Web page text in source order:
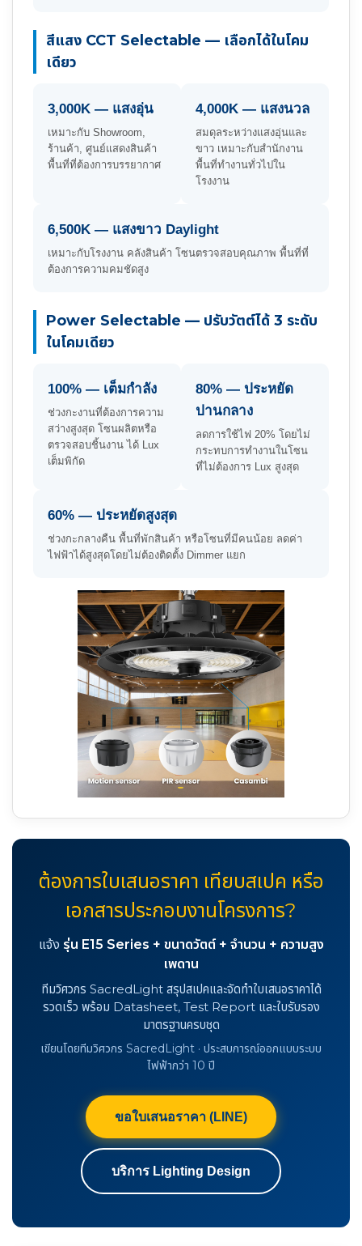
สีแสง CCT Selectable — เลือกได้ในโคม
เดียว
3,000K — แสงอุ่น
เหมาะกับ Showroom,
ร้านค้า, ศูนย์แสดงสินค้า
พื้นที่ที่ต้องการบรรยากาศ
4,000K — แสงนวล
สมดุลระหว่างแสงอุ่นและ
ขาว เหมาะกับสำนักงาน
พื้นที่ทำงานทั่วไปใน
โรงงาน
6,500K — แสงขาว Daylight
เหมาะกับโรงงาน คลังสินค้า โซนตรวจสอบคุณภาพ พื้นที่ที่
ต้องการความคมชัดสูง
Power Selectable — ปรับวัตต์ได้ 3 ระดับ
ในโคมเดียว
100% — เต็มกำลัง
ช่วงกะงานที่ต้องการความ
สว่างสูงสุด โซนผลิตหรือ
ตรวจสอบชิ้นงาน ได้ Lux
เต็มพิกัด
80% — ประหยัด
ปานกลาง
ลดการใช้ไฟ 20% โดยไม่
กระทบการทำงานในโซน
ที่ไม่ต้องการ Lux สูงสุด
60% — ประหยัดสูงสุด
ช่วงกะกลางคืน พื้นที่พักสินค้า หรือโซนที่มีคนน้อย ลดค่า
ไฟฟ้าได้สูงสุดโดยไม่ต้องติดตั้ง Dimmer แยก
ต้องการใบเสนอราคา เทียบสเปค หรือ
เอกสารประกอบงานโครงการ?
แจ้ง รุ่น E15 Series + ขนาดวัตต์ + จำนวน + ความสูง
เพดาน
ทีมวิศวกร SacredLight สรุปสเปคและจัดทำใบเสนอราคาได้
รวดเร็ว พร้อม Datasheet, Test Report และใบรับรอง
มาตรฐานครบชุด
เขียนโดยทีมวิศวกร SacredLight · ประสบการณ์ออกแบบระบบ
ไฟฟ้ากว่า 10 ปี
ขอใบเสนอราคา (LINE)
บริการ Lighting Design